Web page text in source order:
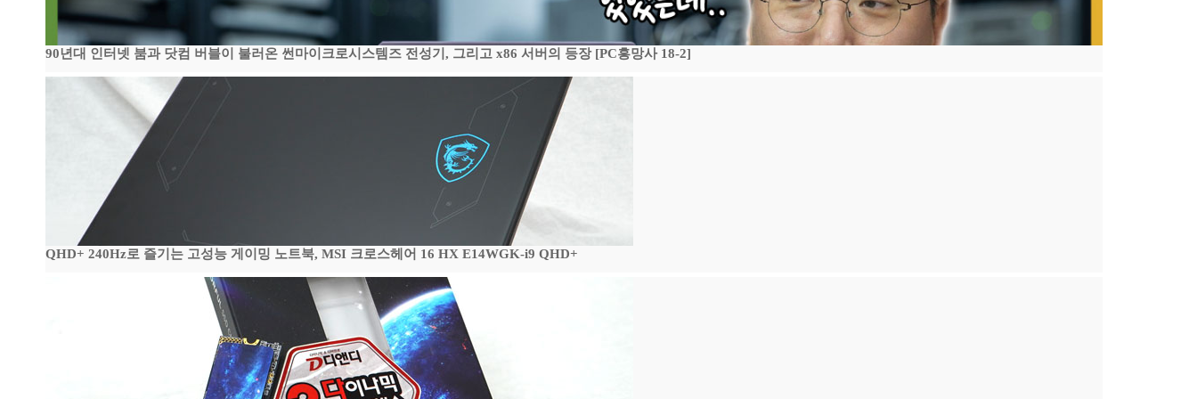
90년대 인터넷 붐과 닷컴 버블이 불러온 썬마이크로시스템즈 전성기, 그리고 x86 서버의 등장 [PC흥망사 18-2]
QHD+ 240Hz로 즐기는 고성능 게이밍 노트북, MSI 크로스헤어 16 HX E14WGK-i9 QHD+